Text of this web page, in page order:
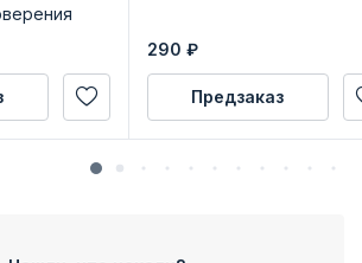
290 ₽
Предзаказ